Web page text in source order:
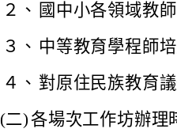
２、 國中小各領域教師
３、 中等教育學程師培
４、 對原住民族教育
(二)各場次工作坊辦理